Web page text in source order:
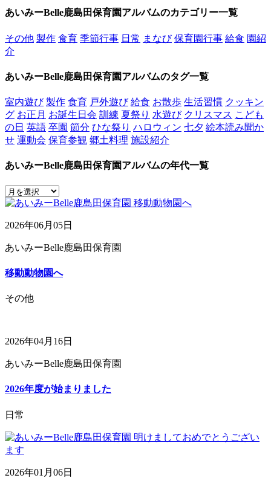
あいみーBelle鹿島田保育園アルバムのカテゴリー一覧
その他 製作 食育 季節行事 日常 まなび 保育園行事 給食 園紹
介
あいみーBelle鹿島田保育園アルバムのタグ一覧
室内遊び 製作 食育 戸外遊び 給食 お散歩 生活習慣 クッキン
グ お正月 お誕生日会 訓練 夏祭り 水遊び クリスマス こども
の日 英語 卒園 節分 ひな祭り ハロウィン 七夕 絵本読み聞か
せ 運動会 保育参観 郷土料理 施設紹介
あいみーBelle鹿島田保育園アルバムの年代一覧
2026年06月05日
あいみーBelle鹿島田保育園
移動動物園へ
その他
2026年04月16日
あいみーBelle鹿島田保育園
2026年度が始まりました
日常
2026年01月06日